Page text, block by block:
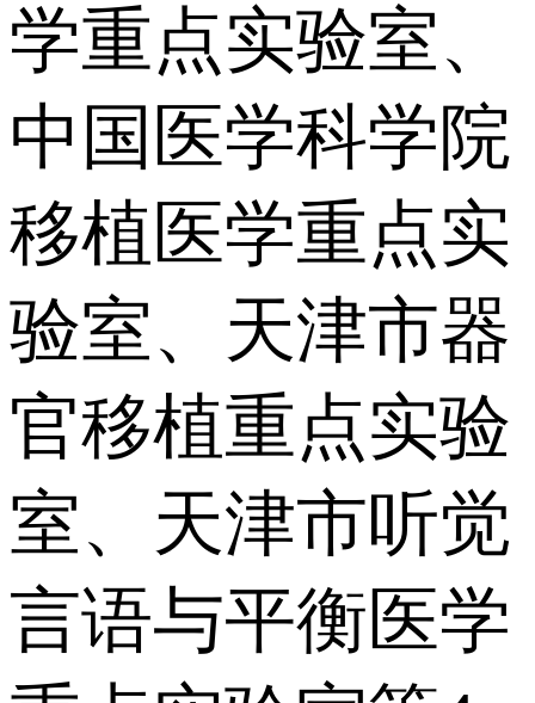
学重点实验室、
中国医学科学院
移植医学重点实
验室、天津市器
官移植重点实验
室、天津市听觉
言语与平衡医学